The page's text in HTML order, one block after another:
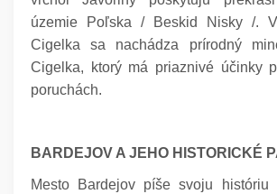
územie Poľska / Beskid Nisky /.
Cigelka sa nachádza prírodný
Cigelka, ktorý má priaznivé účinky
poruchách.
BARDEJOV A JEHO HISTORICKÉ
Mesto Bardejov píše svoju históriu